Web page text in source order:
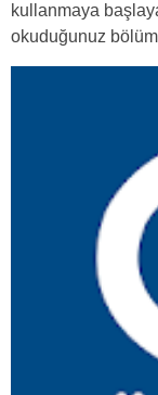
kullanmaya
okuduğunuz